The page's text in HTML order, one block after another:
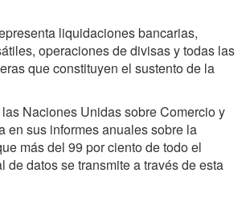
liquidaciones bancarias,
operaciones de divisas y todas las
que constituyen el sustento de la
Naciones Unidas sobre Comercio y
en sus informes anuales sobre la
más del 99 por ciento de todo el
de datos se transmite a través de esta